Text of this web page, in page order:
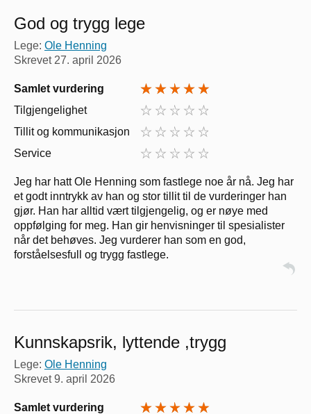
God og trygg lege
Lege: Ole Henning
Skrevet 27. april 2026
Samlet vurdering
Tilgjengelighet
Tillit og kommunikasjon
Service
Jeg har hatt Ole Henning som fastlege noe år nå. Jeg har
et godt inntrykk av han og stor tillit til de vurderinger han
gjør. Han har alltid vært tilgjengelig, og er nøye med
oppfølging for meg. Han gir henvisninger til spesialister
når det behøves. Jeg vurderer han som en god,
forståelsesfull og trygg fastlege.
Kunnskapsrik, lyttende ,trygg
Lege: Ole Henning
Skrevet9. april 2026
Samlet vurdering